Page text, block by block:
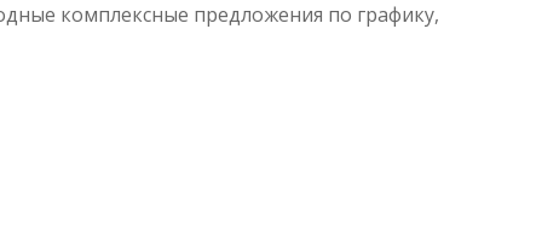
комплексные предложения по графику,